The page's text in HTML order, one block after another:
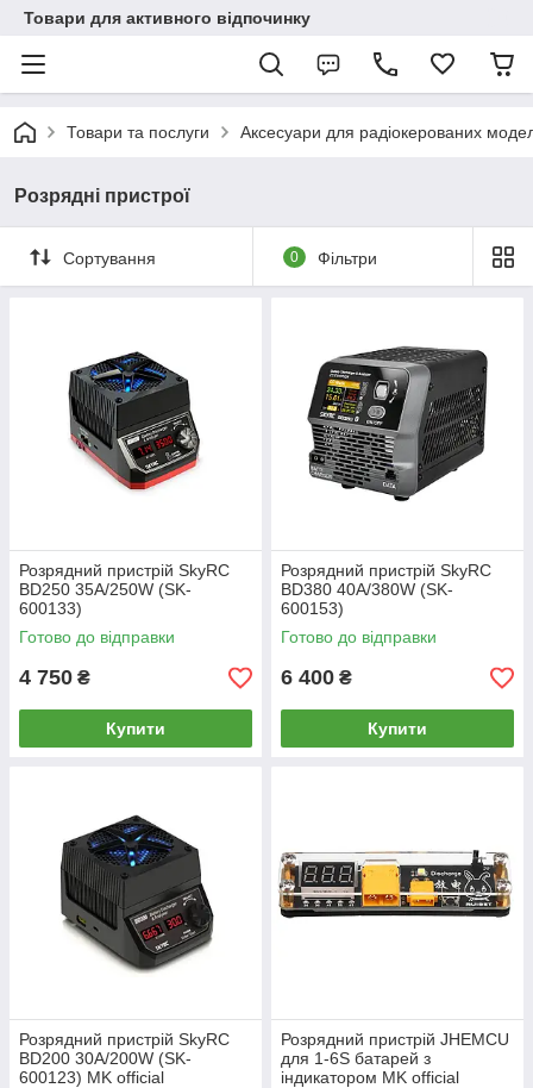
Товари для активного відпочинку
Товари та послуги Аксесуари для радіокерованих
Розрядні пристрої
Сортування 0 Фільтри
Розрядний пристрій SkyRC
BD250 35A/250W (SK-
600133)
Готово до відправки
4 750 ₴
Купити
Розрядний пристрій SkyRC
BD380 40A/380W (SK-
600153)
Готово до відправки
6 400 ₴
Купити
Розрядний пристрій SkyRC
BD200 30A/200W (SK-
600123) MK official
Розрядний пристрій JHEMCU
для 1-6S батарей з
індикатором MK official